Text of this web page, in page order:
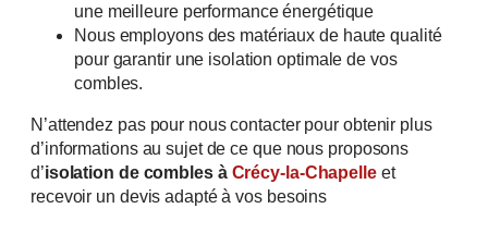
une meilleure performance énergétique
Nous employons des matériaux de haute qualité
pour garantir une isolation optimale de vos
combles.
N’attendez pas pour nous contacter pour obtenir plus
d’informations au sujet de ce que nous proposons
d’isolation de combles à Crécy-la-Chapelleet
recevoir un devis adapté à vos besoins